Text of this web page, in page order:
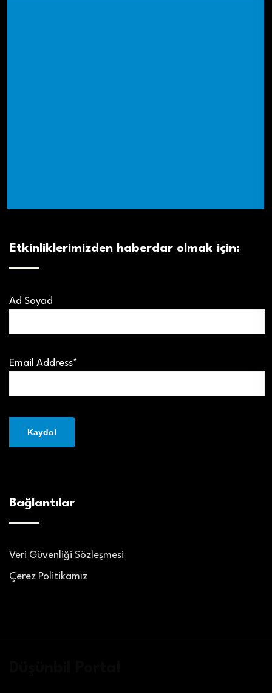
Etkinliklerimizden haberdar olmak için:
Ad Soyad
Email Address*
Bağlantılar
Veri Güvenliği Sözleşmesi
Çerez Politikamız